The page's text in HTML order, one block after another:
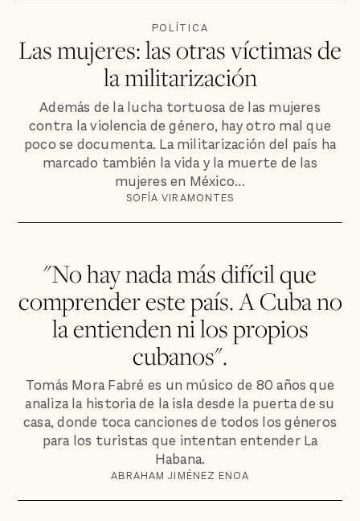
POLÍTICA
Las mujeres: las otras víctimas de
la militarización
Además de la lucha tortuosa de las mujeres
contra la violencia de género, hay otro mal que
poco se documenta. La militarización del país ha
marcado también la vida y la muerte de las
mujeres en México...
SOFÍA VIRAMONTES
"No hay nada más difícil que
comprender este país. A Cuba no
la entienden ni los propios
cubanos".
Tomás Mora Fabré es un músico de 80 años que
analiza la historia de la isla desde la puerta de su
casa, donde toca canciones de todos los géneros
para los turistas que intentan entender La
Habana.
ABRAHAM JIMÉNEZ ENOA